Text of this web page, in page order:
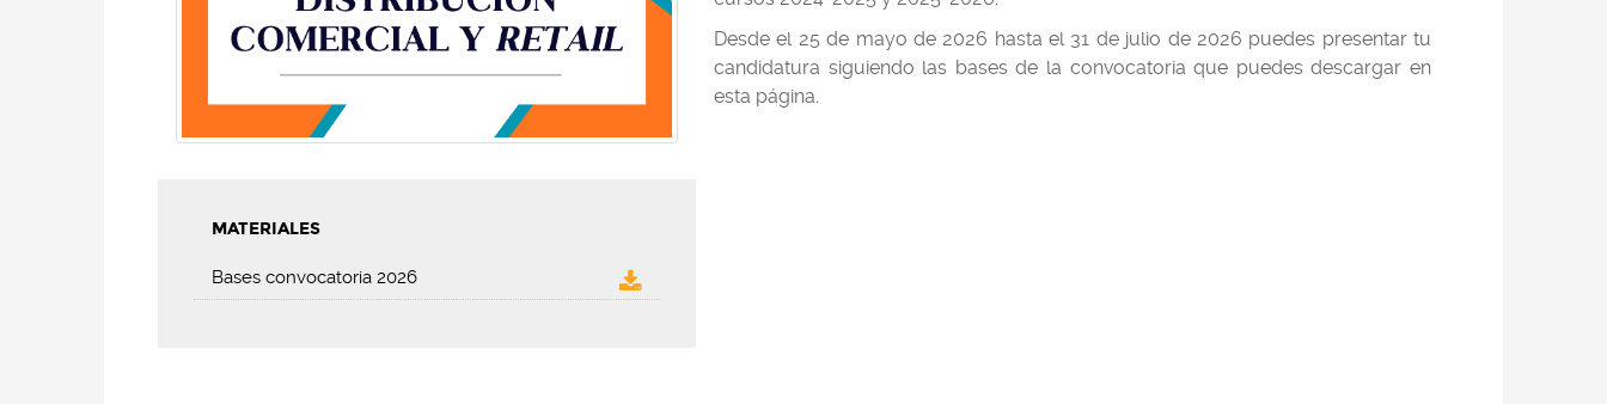
MATERIALES
Bases convocatoria 2026
Desde el 25 de mayo de 2026 hasta el 31 de julio de 2026 puedes presentar tu
candidatura siguiendo las bases de la convocatoria que puedes descargar en
esta página.